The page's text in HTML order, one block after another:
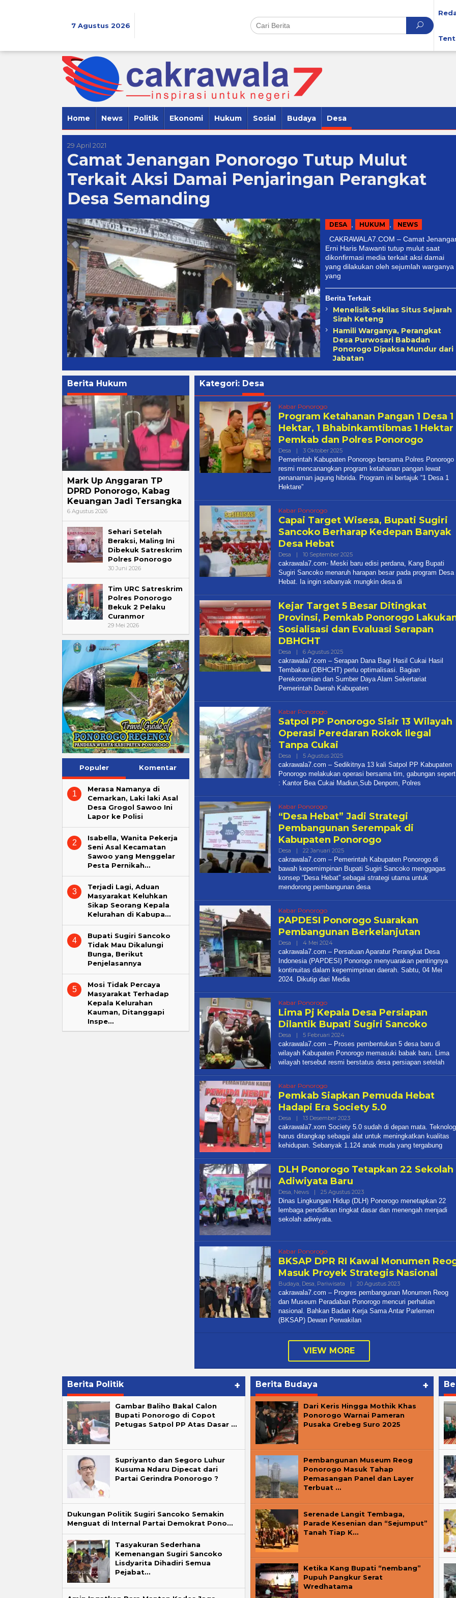
7 Agustus 2026
Home News Politik Ekonomi Hukum Sosial Budaya Desa
29 April 2021
Camat Jenangan Ponorogo Tutup Mulut
Terkait Aksi Damai Penjaringan Perangkat
Desa Semanding
DESA HUKUM NEWS
CAKRAWALA7.COM – Camat
Erni Haris Mawanti tutup mulut saat
dikonfirmasi media terkait aksi damai
yang dilakukan oleh sejumlah warganya
yang
Berita Terkait
Menelisik Sekilas Situs Sejarah
Sirah Keteng
Hamili Warganya, Perangkat
Desa Purwosari Babadan
Ponorogo Dipaksa Mundur dari
Jabatan
Berita Hukum
Mark Up Anggaran TP
DPRD Ponorogo, Kabag
Keuangan Jadi Tersangka
6 Agustus 2026
Sehari Setelah
Beraksi, Maling Ini
Dibekuk Satreskrim
Polres Ponorogo
30 Juni 2026
Tim URC Satreskrim
Polres Ponorogo
Bekuk 2 Pelaku
Curanmor
29 Mei 2026
Populer Komentar
1
Merasa Namanya di
Cemarkan, Laki laki Asal
Desa Grogol Sawoo Ini
Lapor ke Polisi
2
Isabella, Wanita Pekerja
Seni Asal Kecamatan
Sawoo yang Menggelar
Pesta Pernikah…
3
Terjadi Lagi, Aduan
Masyarakat Keluhkan
Sikap Seorang Kepala
Kelurahan di Kabupa…
4
Bupati Sugiri Sancoko
Tidak Mau Dikalungi
Bunga, Berikut
Penjelasannya
5
Mosi Tidak Percaya
Masyarakat Terhadap
Kepala Kelurahan
Kauman, Ditanggapi
Inspe…
Kategori: Desa
Kabar Ponorogo
Program Ketahanan Pangan 1 Desa 1
Hektar, 1 Bhabinkamtibmas 1 Hektar
Pemkab dan Polres Ponorogo
Desa | 3 Oktober 2025Oleh
Cakrawala
7
Pemerintah Kabupaten Ponorogo bersama Polres Ponorogo
resmi mencanangkan program ketahanan pangan lewat
penanaman jagung hibrida. Program ini bertajuk “1 Desa 1
Hektare”
Kabar Ponorogo
Capai Target Wisesa, Bupati Sugiri
Sancoko Berharap Kedepan Banyak
Desa Hebat
Desa | 10 September 2025Oleh
Cakrawala
7
cakrawala7.com- Meski baru edisi perdana, Kang Bupati
Sugiri Sancoko menaruh harapan besar pada program Desa
Hebat. Ia ingin sebanyak mungkin desa di
Kejar Target 5 Besar Ditingkat
Provinsi, Pemkab Ponorogo
Sosialisasi dan Evaluasi Serapan
DBHCHT
Desa | 6 Agustus 2025Oleh
Cakrawala
7
cakrawala7.com – Serapan Dana Bagi Hasil Cukai Hasil
Tembakau (DBHCHT) perlu optimalisasi. Bagian
Perekonomian dan Sumber Daya Alam Sekertariat
Pemerintah Daerah Kabupaten
Kabar Ponorogo
Satpol PP Ponorogo Sisir 13 Wilayah
Operasi Peredaran Rokok Ilegal
Tanpa Cukai
Desa | 5 Agustus 2025Oleh
Cakrawala
7
cakrawala7.com – Sedikitnya 13 kali Satpol PP Kabupaten
Ponorogo melakukan operasi bersama tim, gabungan
: Kantor Bea Cukai Madiun,Sub Denpom, Polres
Kabar Ponorogo
“Desa Hebat” Jadi Strategi
Pembangunan Serempak di
Kabupaten Ponorogo
Desa | 22 Januari 2025Oleh
Cakrawala
7
cakrawala7.com – Pemerintah Kabupaten Ponorogo di
bawah kepemimpinan Bupati Sugiri Sancoko menggagas
konsep “Desa Hebat” sebagai strategi utama untuk
mendorong pembangunan desa
Kabar Ponorogo
PAPDESI Ponorogo Suarakan
Pembangunan Berkelanjutan
Desa | 4 Mei 2024Oleh
Cakrawala
7
cakrawala7.com – Persatuan Aparatur Perangkat Desa
Indonesia (PAPDESI) Ponorogo menyuarakan pentingnya
kontinuitas dalam kepemimpinan daerah. Sabtu, 04 Mei
2024. Dikutip dari Media
Kabar Ponorogo
Lima Pj Kepala Desa Persiapan
Dilantik Bupati Sugiri Sancoko
Desa | 5 Februari 2024Oleh
Cakrawala
7
cakrawala7.com – Proses pembentukan 5 desa baru di
wilayah Kabupaten Ponorogo memasuki babak baru. Lima
wilayah tersebut resmi berstatus desa persiapan setelah
Kabar Ponorogo
Pemkab Siapkan Pemuda Hebat
Hadapi Era Society 5.0
Desa | 13 Desember 2023Oleh
Cakrawala
cakrawala7.xom Society 5.0 sudah di depan mata.
harus ditangkap sebagai alat untuk meningkatkan kualitas
kehidupan. Sebanyak 1.124 anak muda yang tergabung
DLH Ponorogo Tetapkan 22 Sekolah
Adiwiyata Baru
Desa, News | 25 Agustus 2023Oleh
Cakrawala
7
Dinas Lingkungan Hidup (DLH) Ponorogo menetapkan 22
lembaga pendidikan tingkat dasar dan menengah menjadi
sekolah adiwiyata.
Kabar Ponorogo
BKSAP DPR RI Kawal Monumen
Masuk Proyek Strategis Nasional
Budaya, Desa, Pariwisata | 20 Agustus 2023Oleh
Cakrawala
7
cakrawala7.com – Progres pembangunan Monumen Reog
dan Museum Peradaban Ponorogo mencuri perhatian
nasional. Bahkan Badan Kerja Sama Antar Parlemen
(BKSAP) Dewan Perwakilan
VIEW MORE
Berita Politik +
Gambar Baliho Bakal Calon
Bupati Ponorogo di Copot
Petugas Satpol PP Atas Dasar …
Supriyanto dan Segoro Luhur
Kusuma Ndaru Dipecat dari
Partai Gerindra Ponorogo ?
Dukungan Politik Sugiri Sancoko Semakin
Menguat di Internal Partai Demokrat Pono…
Tasyakuran Sederhana
Kemenangan Sugiri Sancoko
Lisdyarita Dihadiri Semua
Pejabat…
Berita Budaya +
Dari Keris Hingga Mothik Khas
Ponorogo Warnai Pameran
Pusaka Grebeg Suro 2025
Pembangunan Museum Reog
Ponorogo Masuk Tahap
Pemasangan Panel dan Layer
Terbuat …
Serenade Langit Tembaga,
Parade Kesenian dan “Sejumput”
Tanah Tiap K…
Ketika Kang Bupati “nembang”
Pupuh Pangkur Serat
Wredhatama